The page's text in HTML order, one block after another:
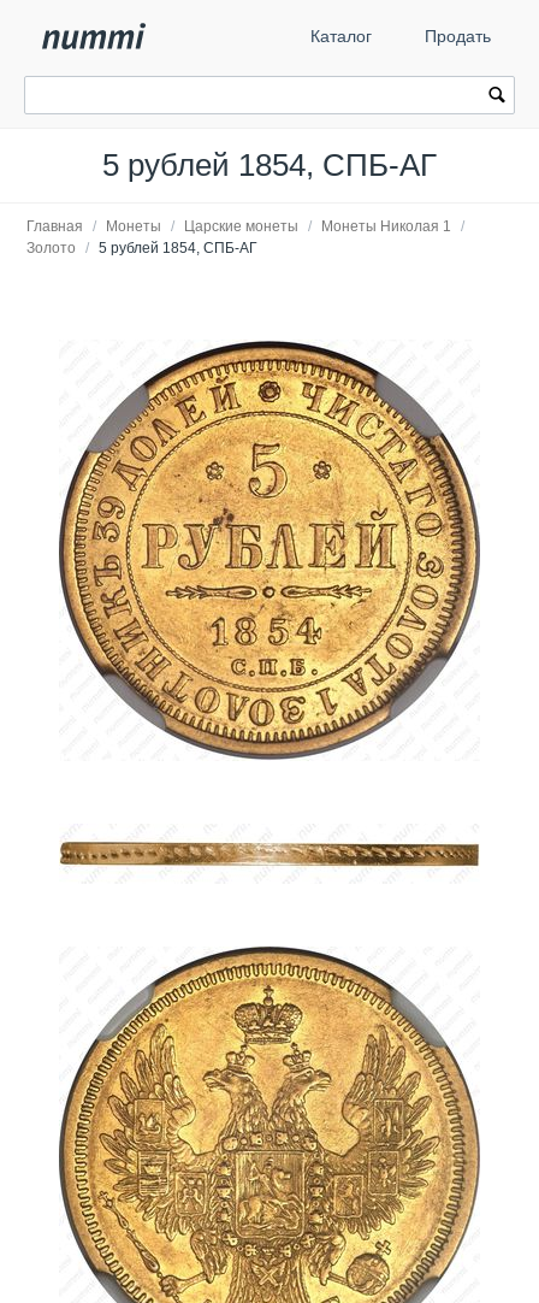
Каталог Продать
5 рублей 1854, СПБ-АГ
Главная / Монеты / Царские монеты / Монеты Николая 1
/
Золото
/ 5 рублей 1854, СПБ-АГ